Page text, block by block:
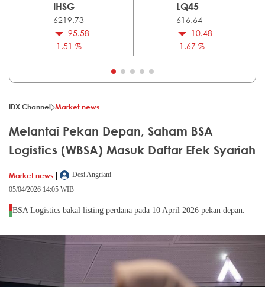
IHSG
6219.73
-95.58
-1.51 %
LQ45
616.64
-10.48
-1.67 %
IDX Channel Market news
Melantai Pekan Depan, Saham BSA
Logistics (WBSA) Masuk Daftar Efek Syariah
Market news |
Desi Angriani
05/04/2026 14:05 WIB
BSA Logistics bakal listing perdana pada 10 April 2026 pekan depan.